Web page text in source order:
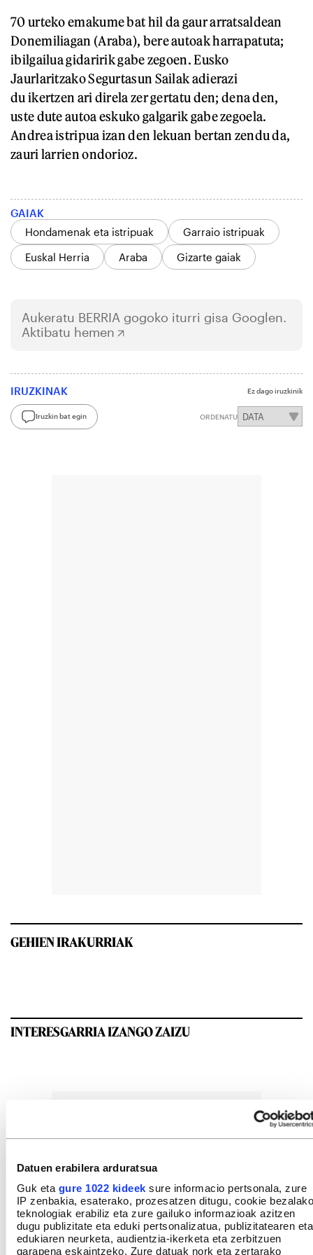
Datuen erabilera arduratsua
Guk eta gure 1022 kideek sure informacio pertsonala, zure
IP zenbakia, esaterako, prozesatzen ditugu, cookie bezalako
teknologiak erabiliz eta zure gailuko informazioak azitzen
dugu publizitate eta eduki pertsonalizatua, publizitatearen eta
edukiaren neurketa, audientzia-ikerketa eta zerbitzuen
garapena eskaintzeko. Zure datuak nork eta zertarako
70 urteko emakume bat hil da gaur arratsaldean
Donemiliagan (Araba), bere autoak harrapatuta;
ibilgailua gidaririk gabe zegoen. Eusko
Jaurlaritzako Segurtasun Sailak adierazi
du ikertzen ari direla zer gertatu den; dena den,
uste dute autoa eskuko galgarik gabe zegoela.
Andrea istripua izan den lekuan bertan zendu da,
zauri larrien ondorioz.
GAIAK
Hondamenak eta istripuak
Garraio istripuak
Euskal Herria
Araba Gizarte gaiak
Aukeratu BERRIA gogoko iturri gisa Googlen.
Aktibatu hemen
IRUZKINAK Ez dago iruzkinik
Iruzkin bat egin ORDENATU
GEHIEN IRAKURRIAK
INTERESGARRIA IZANGO ZAIZU